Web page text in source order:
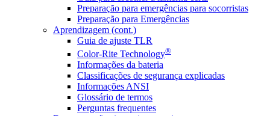
Preparação para emergências para socorristas
Preparação para Emergências
Aprendizagem (cont.)
Guia de ajuste TLR
Color-Rite Technology®
Informações da bateria
Classificações de segurança explicadas
Informações ANSI
Glossário de termos
Perguntas frequentes